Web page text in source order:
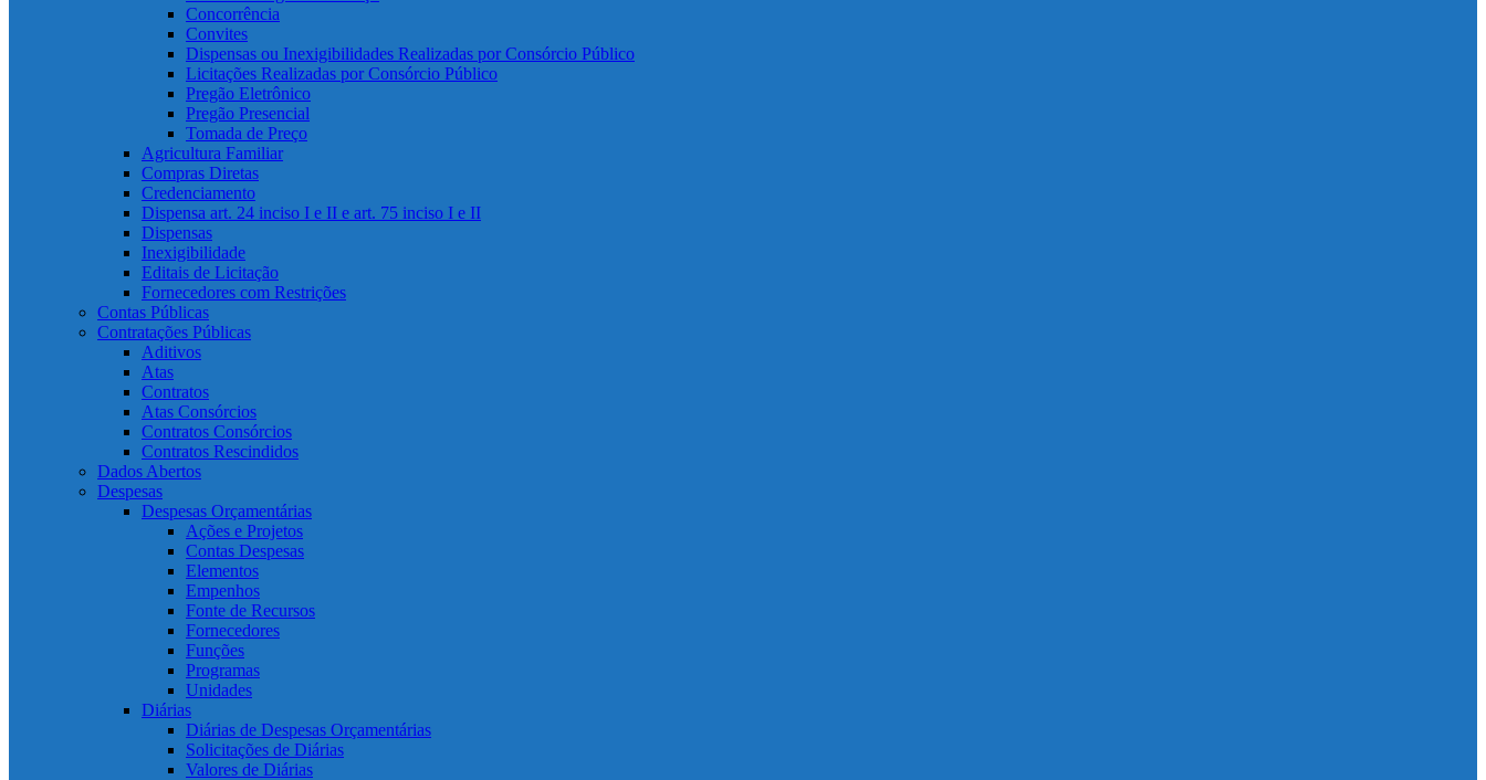
Concorrência
Convites
Dispensas ou Inexigibilidades Realizadas por Consórcio Público
Licitações Realizadas por Consórcio Público
Pregão Eletrônico
Pregão Presencial
Tomada de Preço
Agricultura Familiar
Compras Diretas
Credenciamento
Dispensa art. 24 inciso I e II e art. 75 inciso I e II
Dispensas
Inexigibilidade
Editais de Licitação
Fornecedores com Restrições
Contas Públicas
Contratações Públicas
Aditivos
Atas
Contratos
Atas Consórcios
Contratos Consórcios
Contratos Rescindidos
Dados Abertos
Despesas
Despesas Orçamentárias
Ações e Projetos
Contas Despesas
Elementos
Empenhos
Fonte de Recursos
Fornecedores
Funções
Programas
Unidades
Diárias
Diárias de Despesas Orçamentárias
Solicitações de Diárias
Valores de Diárias